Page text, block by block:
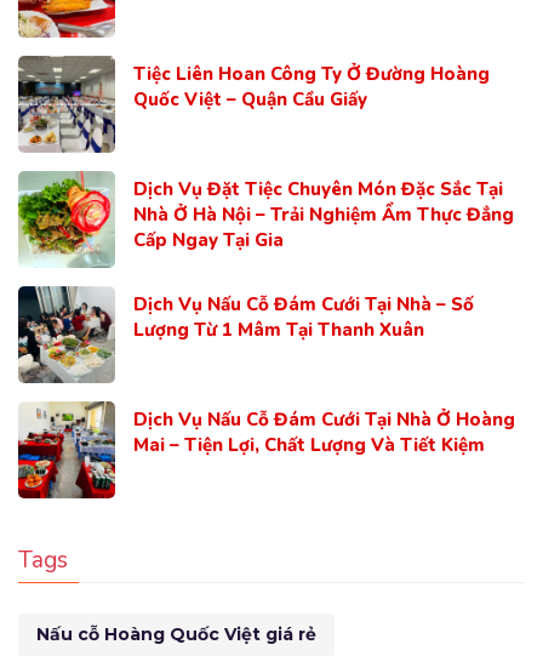
Tiệc Liên Hoan Công Ty Ở Đường Hoàng
Quốc Việt – Quận Cầu Giấy
Dịch Vụ Đặt Tiệc Chuyên Món Đặc Sắc Tại
Nhà Ở Hà Nội – Trải Nghiệm Ẩm Thực Đẳng
Cấp Ngay Tại Gia
Dịch Vụ Nấu Cỗ Đám Cưới Tại Nhà – Số
Lượng Từ 1 Mâm Tại Thanh Xuân
Dịch Vụ Nấu Cỗ Đám Cưới Tại Nhà Ở Hoàng
Mai – Tiện Lợi, Chất Lượng Và Tiết Kiệm
Tags
Nấu cỗ Hoàng Quốc Việt giá rẻ